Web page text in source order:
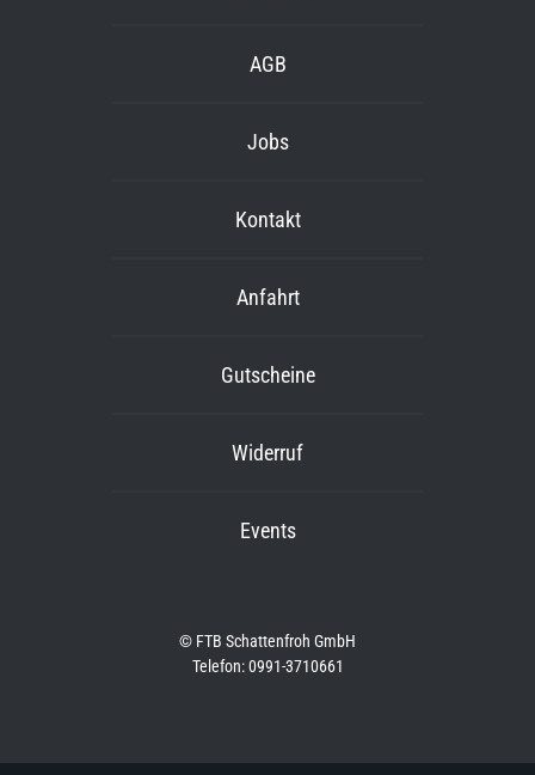
AGB
Jobs
Kontakt
Anfahrt
Gutscheine
Widerruf
Events
© FTB Schattenfroh GmbH
Telefon: 0991-3710661